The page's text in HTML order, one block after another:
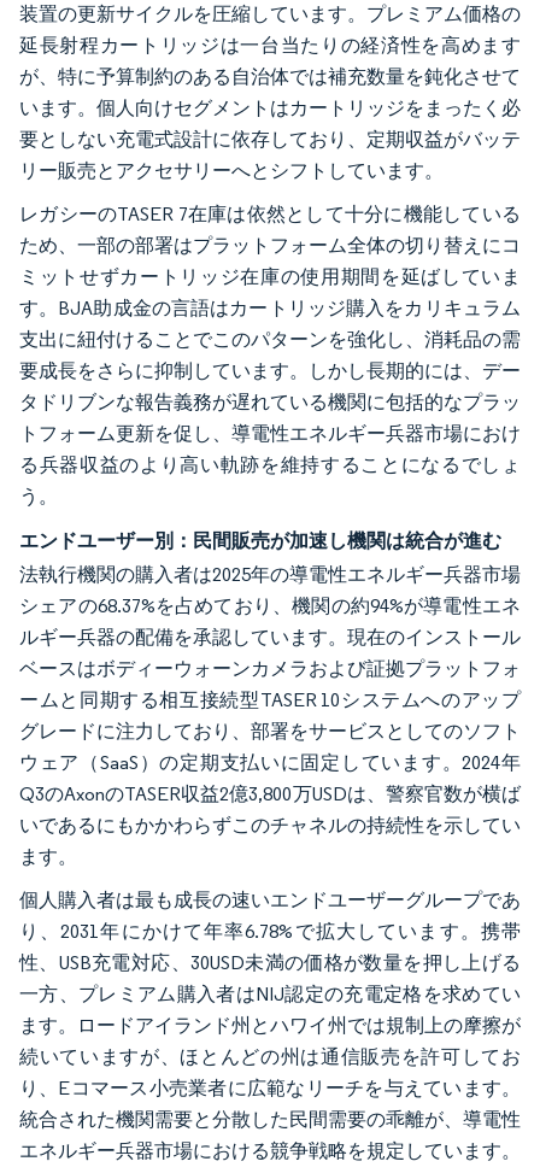
装置の更新サイクルを圧縮しています。プレミアム価格の
延長射程カートリッジは一台当たりの経済性を高めます
が、特に予算制約のある自治体では補充数量を鈍化させて
います。個人向けセグメントはカートリッジをまったく必
要としない充電式設計に依存しており、定期収益がバッテ
リー販売とアクセサリーへとシフトしています。
レガシーのTASER 7在庫は依然として十分に機能している
ため、一部の部署はプラットフォーム全体の切り替えにコ
ミットせずカートリッジ在庫の使用期間を延ばしていま
す。BJA助成金の言語はカートリッジ購入をカリキュラム
支出に紐付けることでこのパターンを強化し、消耗品の需
要成長をさらに抑制しています。しかし長期的には、デー
タドリブンな報告義務が遅れている機関に包括的なプラッ
トフォーム更新を促し、導電性エネルギー兵器市場におけ
る兵器収益のより高い軌跡を維持することになるでしょ
う。
エンドユーザー別：民間販売が加速し機関は統合が進む
法執行機関の購入者は2025年の導電性エネルギー兵器市場
シェアの68.37%を占めており、機関の約94%が導電性エネ
ルギー兵器の配備を承認しています。現在のインストール
ベースはボディーウォーンカメラおよび証拠プラットフォ
ームと同期する相互接続型TASER 10システムへのアップ
グレードに注力しており、部署をサービスとしてのソフト
ウェア（SaaS）の定期支払いに固定しています。2024年
Q3のAxonのTASER収益2億3,800万USDは、警察官数が横ば
いであるにもかかわらずこのチャネルの持続性を示してい
ます。
個人購入者は最も成長の速いエンドユーザーグループであ
り、2031年にかけて年率6.78%で拡大しています。携帯
性、USB充電対応、30USD未満の価格が数量を押し上げる
一方、プレミアム購入者はNIJ認定の充電定格を求めてい
ます。ロードアイランド州とハワイ州では規制上の摩擦が
続いていますが、ほとんどの州は通信販売を許可してお
り、Eコマース小売業者に広範なリーチを与えています。
統合された機関需要と分散した民間需要の乖離が、導電性
エネルギー兵器市場における競争戦略を規定しています。